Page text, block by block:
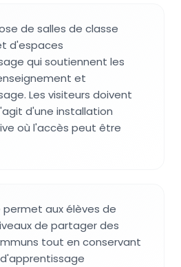
de salles de classe
d'espaces
qui soutiennent les
et
Les visiteurs doivent
d'une installation
où l'accès peut être
permet aux élèves de
de partager des
tout en conservant